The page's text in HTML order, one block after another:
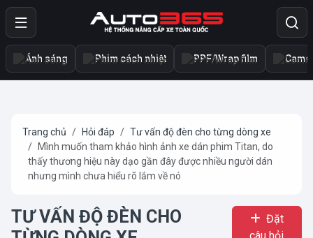
Ánh sáng Phim cách nhiệt PPF/Wrap film
Trang chủ Hỏi đáp
Tư vấn độ đèn cho từng dòng xe
Mình muốn tham khảo hình ảnh xe dán phim Titan, do
thấy thương hiệu này dạo gần đây được nhiều người dán
nhưng mình chưa hiểu rõ lắm về nó
TƯ VẤN ĐỘ ĐÈN CHO
Đặt